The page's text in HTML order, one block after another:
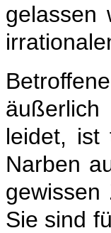
gelassen
leidet, ist
Narben
gewissen
Sie sind